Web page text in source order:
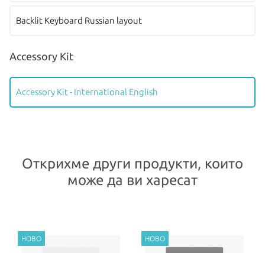
Backlit Keyboard Russian layout
Accessory Kit
Accessory Kit - International English
Открихме други продукти, които
може да ви харесат